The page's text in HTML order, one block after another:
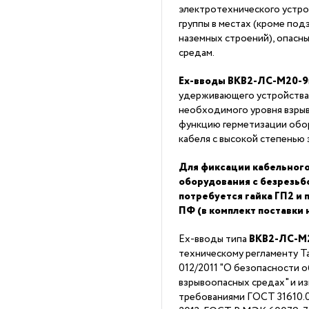
электротехнического
группы в местах (кроме
наземных строений),
средам.
Ex-вводы ВКВ2-ЛС-М20-9
удерживающего
необходимого уровня
функцию герметизации
кабеля с высокой
Для фиксации
оборудования с
потребуется гайка ГП2 и
ПФ (в комплект поставки
Ex-вводы типа ВКВ2-ЛС-
техническому
012/2011 "О безопасности
взрывоопасных средах" и
требованиями ГОСТ